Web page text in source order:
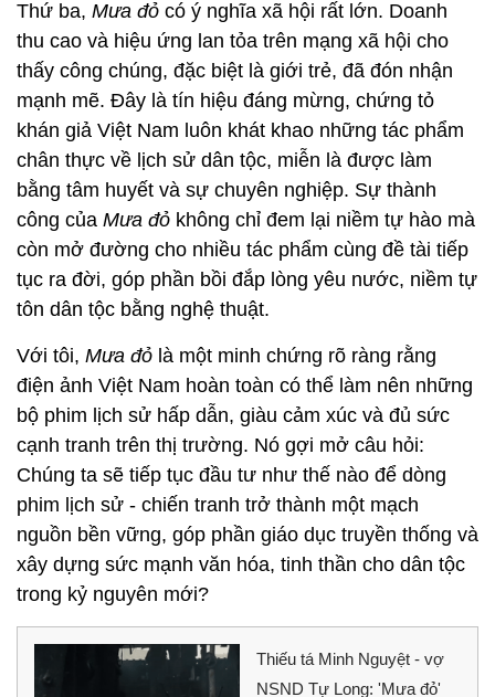
Thứ ba, Mưa đỏ có ý nghĩa xã hội rất lớn. Doanh
thu cao và hiệu ứng lan tỏa trên mạng xã hội cho
thấy công chúng, đặc biệt là giới trẻ, đã đón nhận
mạnh mẽ. Đây là tín hiệu đáng mừng, chứng tỏ
khán giả Việt Nam luôn khát khao những tác phẩm
chân thực về lịch sử dân tộc, miễn là được làm
bằng tâm huyết và sự chuyên nghiệp. Sự thành
công của Mưa đỏ không chỉ đem lại niềm tự hào mà
còn mở đường cho nhiều tác phẩm cùng đề tài tiếp
tục ra đời, góp phần bồi đắp lòng yêu nước, niềm tự
tôn dân tộc bằng nghệ thuật.
Với tôi, Mưa đỏ là một minh chứng rõ ràng rằng
điện ảnh Việt Nam hoàn toàn có thể làm nên những
bộ phim lịch sử hấp dẫn, giàu cảm xúc và đủ sức
cạnh tranh trên thị trường. Nó gợi mở câu hỏi:
Chúng ta sẽ tiếp tục đầu tư như thế nào để dòng
phim lịch sử - chiến tranh trở thành một mạch
nguồn bền vững, góp phần giáo dục truyền thống và
xây dựng sức mạnh văn hóa, tinh thần cho dân tộc
trong kỷ nguyên mới?
Thiếu tá Minh Nguyệt - vợ
NSND Tự Long: 'Mưa đỏ'